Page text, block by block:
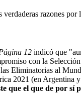
razones por
12 indicó que
con la
Eliminatorias al
2021 (en Argentina
que el que de por sí